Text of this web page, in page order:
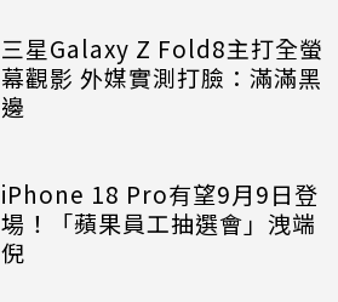
三星Galaxy Z Fold8主打全螢
幕觀影 外媒實測打臉：滿滿黑
邊
iPhone 18 Pro有望9月9日登
場！「蘋果員工抽選會」洩端
倪